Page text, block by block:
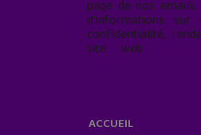
page de nos
d'informations sur
confidentialité,
site web
ACCUEIL